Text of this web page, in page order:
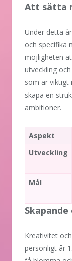
Att sätta
Under detta
och specifika
möjligheten
utveckling
som är viktigt
skapa en
ambitioner.
Aspekt
Utveckling
Mål
Kreativitet
personligt år